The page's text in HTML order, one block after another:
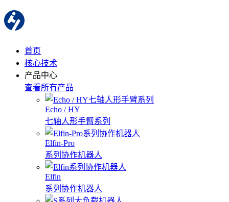
首页
核心技术
产品中心
查看所有产品
Echo / HY
七轴人形手臂系列
Elfin-Pro
系列协作机器人
Elfin
系列协作机器人